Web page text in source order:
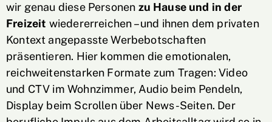
wir genau diese Personen zu Hause und in der
Freizeit wiedererreichen – und ihnen dem privaten
Kontext angepasste Werbebotschaften
präsentieren. Hier kommen die emotionalen,
reichweitenstarken Formate zum Tragen: Video
und CTV im Wohnzimmer, Audio beim Pendeln,
Display beim Scrollen über News-Seiten. Der